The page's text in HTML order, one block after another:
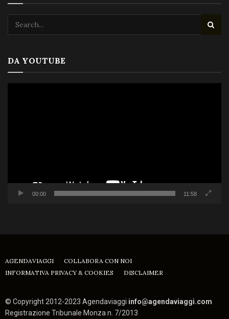
DA YOUTUBE
00:00 11:58
AGENDAVIAGGI
COLLABORA CON NOI
INFORMATIVA PRIVACY & COOKIES
DISCLAIMER
© Copyright 2012-2023 Agendaviaggi info@agendaviaggi.com
Registrazione Tribunale Monza n. 7/2013